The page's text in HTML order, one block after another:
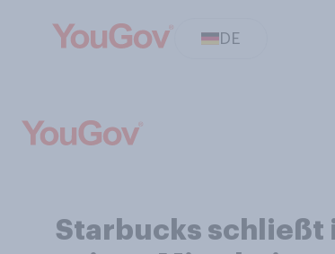
DE
Starbucks schließt